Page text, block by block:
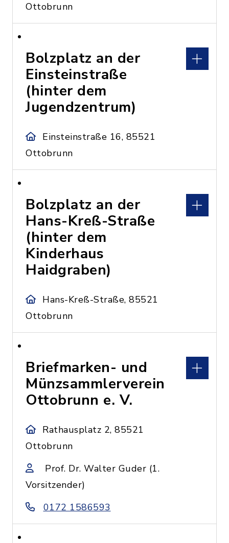
Ottobrunn
Bolzplatz an der
Einsteinstraße
(hinter dem
Jugendzentrum)
Einsteinstraße 16, 85521
Ottobrunn
Bolzplatz an der
Hans-Kreß-Straße
(hinter dem
Kinderhaus
Haidgraben)
Hans-Kreß-Straße, 85521
Ottobrunn
Briefmarken- und
Münzsammlerverein
Ottobrunn e. V.
Rathausplatz 2, 85521
Ottobrunn
Prof. Dr. Walter Guder (1.
Vorsitzender)
0172 1586593